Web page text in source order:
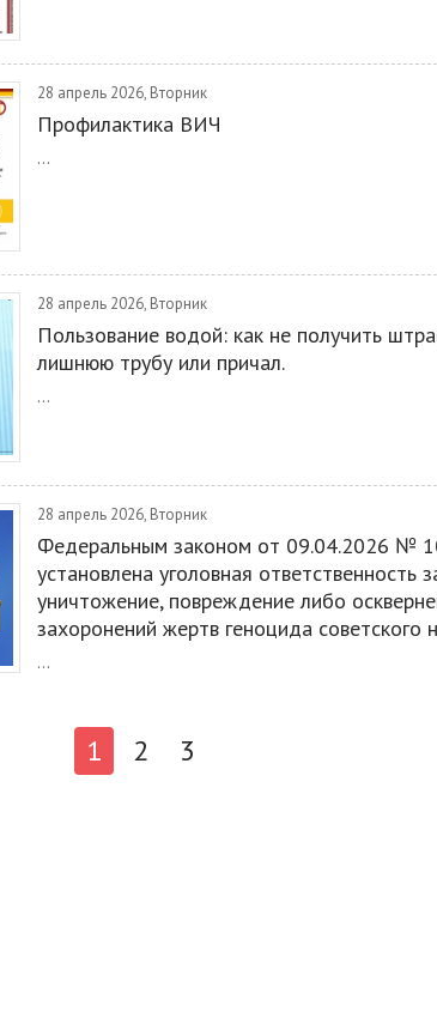
28 апрель 2026, Вторник
Профилактика ВИЧ
...
28 апрель 2026, Вторник
Пользование водой: как не получить
лишнюю трубу или причал.
...
28 апрель 2026, Вторник
Федеральным законом от 09.04.2026 №
установлена уголовная ответственность
уничтожение, повреждение либо
захоронений жертв геноцида советского
...
1 2 3